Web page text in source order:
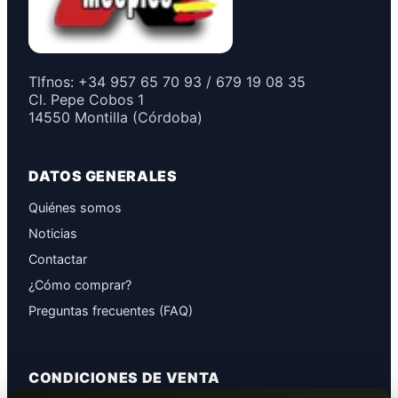
Tlfnos: +34 957 65 70 93 / 679 19 08 35
Cl. Pepe Cobos 1
14550 Montilla (Córdoba)
DATOS GENERALES
Quiénes somos
Noticias
Contactar
¿Cómo comprar?
Preguntas frecuentes (FAQ)
CONDICIONES DE VENTA